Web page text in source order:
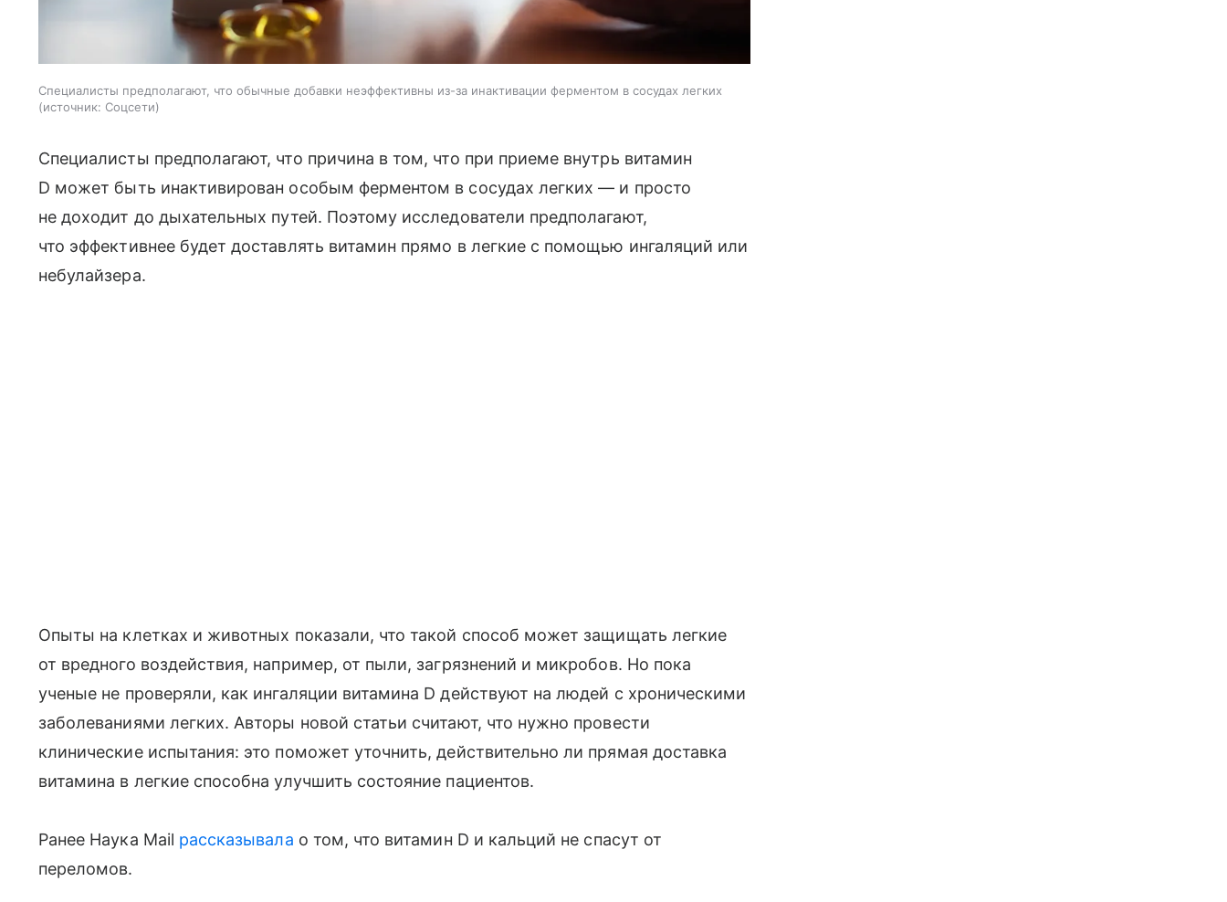
Специалисты предполагают, что обычные добавки неэффективны из-за инактивации ферментом в сосудах легких
источник: Соцсети
Специалисты предполагают, что причина в том, что при приеме внутрь витамин
D может быть инактивирован особым ферментом в сосудах легких — и просто
не доходит до дыхательных путей. Поэтому исследователи предполагают,
что эффективнее будет доставлять витамин прямо в легкие с помощью ингаляций или
небулайзера.
Опыты на клетках и животных показали, что такой способ может защищать легкие
от вредного воздействия, например, от пыли, загрязнений и микробов. Но пока
ученые не проверяли, как ингаляции витамина D действуют на людей с хроническими
заболеваниями легких. Авторы новой статьи считают, что нужно провести
клинические испытания: это поможет уточнить, действительно ли прямая доставка
витамина в легкие способна улучшить состояние пациентов.
Ранее Наука Mail рассказывала о том, что витамин D и кальций не спасут от
переломов.